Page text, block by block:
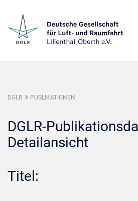
DGLR PUBLIKATIONEN
DGLR-
Detailansicht
Titel: